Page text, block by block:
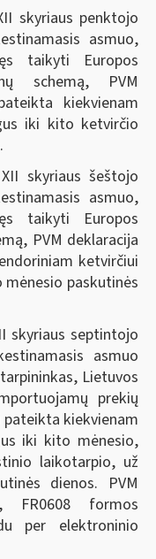
skyriaus penktojo
asmuo,
taikyti Europos
schemą, PVM
kiekvienam
iki kito ketvirčio
skyriaus šeštojo
asmuo,
taikyti Europos
PVM deklaracija
ketvirčiui
paskutinės
skyriaus septintojo
asmuo
Lietuvos
prekių
kiekvienam
iki kito mėnesio,
laikotarpio, už
dienos. PVM
FR0608 formos
per elektroninio